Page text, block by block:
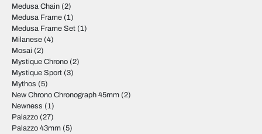
Medusa Chain (2)
Medusa Frame (1)
Medusa Frame Set (1)
Milanese (4)
Mosai (2)
Mystique Chrono (2)
Mystique Sport (3)
Mythos (5)
New Chrono Chronograph 45mm (2)
Newness (1)
Palazzo (27)
Palazzo 43mm (5)